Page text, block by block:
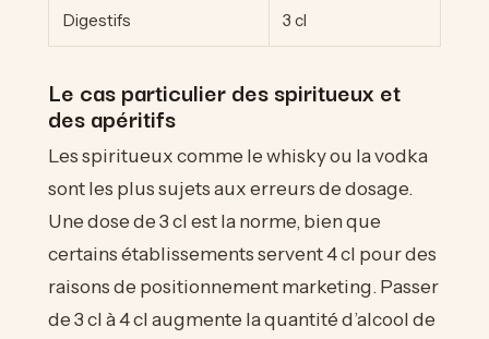
Digestifs 3 cl
Le cas particulier des spiritueux et
des apéritifs
Les spiritueux comme le whisky ou la vodka
sont les plus sujets aux erreurs de dosage.
Une dose de 3 cl est la norme, bien que
certains établissements servent 4 cl pour des
raisons de positionnement marketing. Passer
de 3 cl à 4 cl augmente la quantité d’alcool de